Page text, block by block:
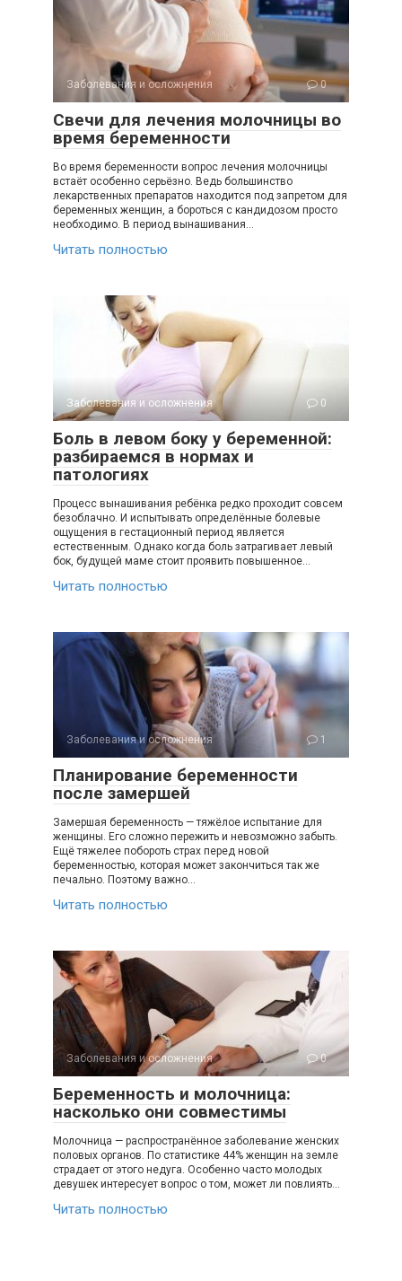
Заболевания и осложнения 0
Свечи для лечения молочницы во
время беременности
Во время беременности вопрос лечения молочницы
встаёт особенно серьёзно. Ведь большинство
лекарственных препаратов находится под запретом для
беременных женщин, а бороться с кандидозом просто
необходимо. В период вынашивания…
Читать полностью
Заболевания и осложнения 0
Боль в левом боку у беременной:
разбираемся в нормах и
патологиях
Процесс вынашивания ребёнка редко проходит совсем
безоблачно. И испытывать определённые болевые
ощущения в гестационный период является
естественным. Однако когда боль затрагивает левый
бок, будущей маме стоит проявить повышенное…
Читать полностью
Заболевания и осложнения 1
Планирование беременности
после замершей
Замершая беременность — тяжёлое испытание для
женщины. Его сложно пережить и невозможно забыть.
Ещё тяжелее побороть страх перед новой
беременностью, которая может закончиться так же
печально. Поэтому важно…
Читать полностью
Заболевания и осложнения 0
Беременность и молочница:
насколько они совместимы
Молочница — распространённое заболевание женских
половых органов. По статистике 44% женщин на земле
страдает от этого недуга. Особенно часто молодых
девушек интересует вопрос о том, может ли повлиять…
Читать полностью